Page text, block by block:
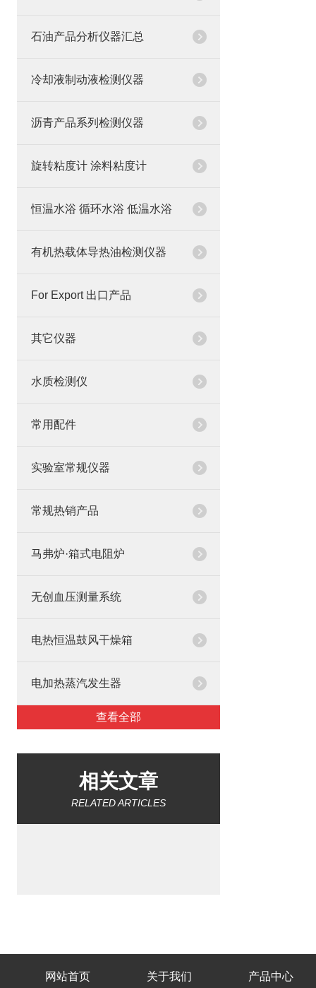
石油产品分析仪器汇总
冷却液制动液检测仪器
沥青产品系列检测仪器
旋转粘度计 涂料粘度计
恒温水浴 循环水浴 低温水浴
有机热载体导热油检测仪器
For Export 出口产品
其它仪器
水质检测仪
常用配件
实验室常规仪器
常规热销产品
马弗炉·箱式电阻炉
无创血压测量系统
电热恒温鼓风干燥箱
电加热蒸汽发生器
查看全部
相关文章
RELATED ARTICLES
网站首页 关于我们 产品中心